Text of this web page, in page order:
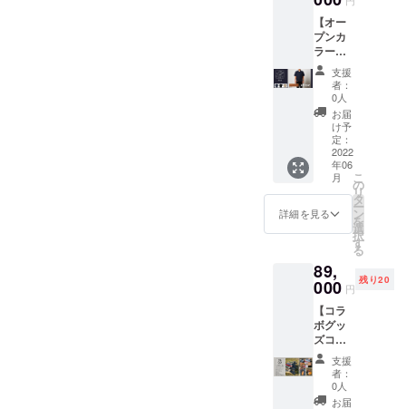
この返
礼品が
決まり
まし
た。笑
使わな
い時は
腰にぶ
ら下げ
ておけ
るか
ら、 い
ざとい
う時に
すぐ側
がいい
感じ。
無骨で
カッコ
いい仕
上がり
で、 で
もとて
も丁寧
な仕上
た。 今
村モー
タース
の焚き
火ス
テージ
は、
CHAM
BERS
さんの
薪を使
わせて
いただ
いたん
です。
今回、
音楽と
ドアの
架け橋
となる
ような
返礼品
を、、
、と考
え、 こ
ちらの
コラボ
す。
ネット
でたま
たま
知った
アウト
ドアガ
レージ
ブラン
ドなん
です
が、 な
んと住
所が兵
庫県朝
来市の
和田
VARIT.
の藤岡
店長の
故郷
じゃな
いです
か！ こ
ういう
ことに
運命を
リム
（ツ
バ）の
プリン
トが特
徴で、
バイク
のヘル
メット
もその
ままか
ぶれる
ように
あえて
天ボタ
ン無し
になっ
ていま
す。
ネット
でたま
たま
知った
アウト
ドアガ
レージ
とにな
りまし
た。 x
azuroy
xオリジ
ナルの
パラ
コード
アジャ
スター
（これ
はほん
ている
と思い
す！）
やフロ
ントの
革タ
グ、 ブ
リム
（ツ
バ）の
プリン
トが特
等をさ
せてい
ただき
ます。
個人か
グルー
プか、
など、
任意欄
にご記
載くだ
さい。
尚、コ
情勢に
より、
をする
場合が
あるこ
とをご
了承く
ださ
い。 よ
ろしく
お願い
ラバー
バンド
＋シャ
トルバ
ス往復
乗車券
or 会場
駐車場
※柿落と
し公演
16,500
円の返
定４５
名)と内
す。 ※
シャト
ルバス
運行は
[往路]
10:00
神戸
VARIT.
出発
13:00
で詰め
合わ
せ。 ス
テンレ
スマグ
カッ
プ・コ
ルク
コース
ター・
メス
ティ
ン・ア
ウトド
アチェ
トラ
リー
などを
検討
中。ク
ラウド
ファン
ディン
グ期間
//www.b
ender.jp
/ モノづ
くり企
業
「ヒョ
ウゴベ
ンダ」
の全面
協力に
よる特
製鉄板
を この
度、ク
ラウド
礼品と
して
我々
「BEAT
CAMP /
ハッテ
マン
ラ」と
コラボ
レー
【オー
プンカ
ラー
シャツ2
着＋ア
ウトド
アグッ
ズ12点
セッ
ト】
「京丹
BEATC
AMPア
ウトド
アグッ
powere
d by
ハッテ
マン
ラ」の
詰め合
わせ
セッ
ト。
オープ
支援
者：
0人
お届
け予
定：
2022
年06
月
詳細を見る
こ
の
リ
タ
ー
ン
を
選
択
す
る
89,
000 円
残り20
【コラ
ボグッ
ズコラ
ボレー
ション
セッ
ト】 ギ
支援
者：
0人
お届